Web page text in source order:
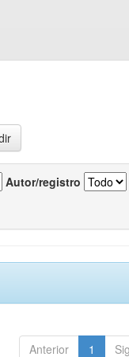
Autor/registro
Anterior 1